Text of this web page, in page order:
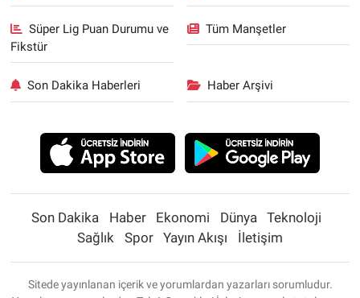
Süper Lig Puan Durumu ve
Fikstür
Tüm Manşetler
Son Dakika Haberleri Haber Arşivi
Son Dakika Haber Ekonomi Dünya
Teknoloji
Sağlık
Spor Yayın Akışı İletişim
Sitede yayınlanan içerik ve yorumlardan yazarları sorumludur.